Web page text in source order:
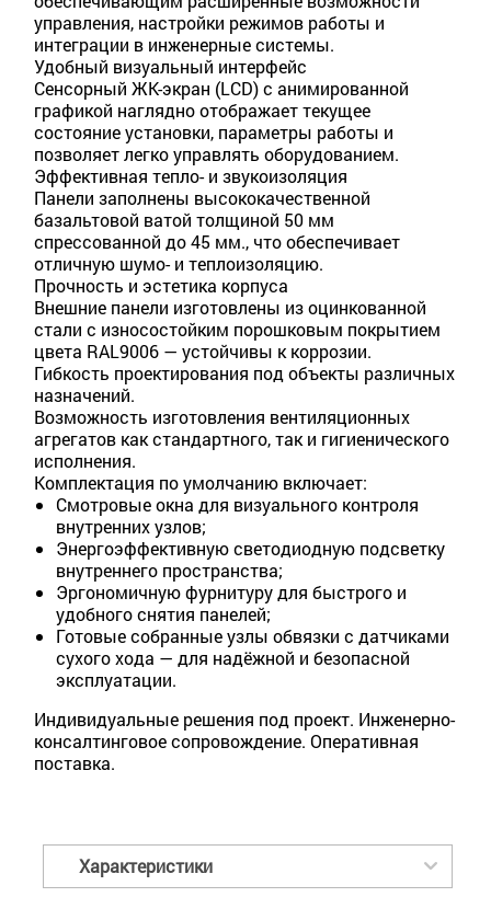
управления, настройки режимов работы и
интеграции в инженерные системы.
Удобный визуальный интерфейс
Сенсорный ЖК-экран (LCD) с анимированной
графикой наглядно отображает текущее
состояние установки, параметры работы и
позволяет легко управлять оборудованием.
Эффективная тепло- и звукоизоляция
Панели заполнены высококачественной
базальтовой ватой толщиной 50 мм
спрессованной до 45 мм., что обеспечивает
отличную шумо- и теплоизоляцию.
Прочность и эстетика корпуса
Внешние панели изготовлены из оцинкованной
стали с износостойким порошковым покрытием
цвета RAL9006 — устойчивы к коррозии.
Гибкость проектирования под объекты различных
назначений.
Возможность изготовления вентиляционных
агрегатов как стандартного, так и гигиенического
исполнения.
Комплектация по умолчанию включает:
Смотровые окна для визуального контроля
внутренних узлов;
Энергоэффективную светодиодную подсветку
внутреннего пространства;
Эргономичную фурнитуру для быстрого и
удобного снятия панелей;
Готовые собранные узлы обвязки с датчиками
сухого хода — для надёжной и безопасной
эксплуатации.
Индивидуальные решения под проект. Инженерно-
консалтинговое сопровождение. Оперативная
поставка.
Характеристики